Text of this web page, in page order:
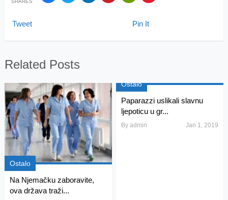
SHARES
Tweet Pin It
Related Posts
Ostalo
Na Njemačku zaboravite,
ova država traži...
Ostalo
Paparazzi uslikali slavnu
ljepoticu u gr...
Byadmin Jan 1, 2019